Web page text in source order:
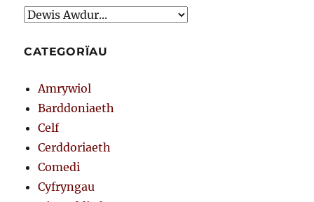
CATEGORÏAU
Amrywiol
Barddoniaeth
Celf
Cerddoriaeth
Comedi
Cyfryngau